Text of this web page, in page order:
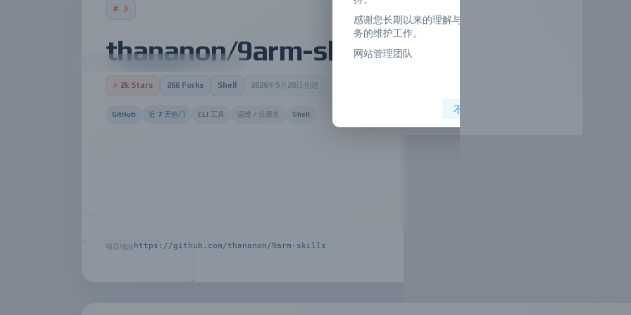
# 3
thananon/9arm-skills
⭐ 2k Stars 266 Forks Shell 2026年5月20日创建
GitHub 近 7 天热门 CLI 工具 运维 / 云原生 Shell
项目地址 https://github.com/thananon/9arm-skills
感谢您长期以来的理解与支持！我们会继续做好现有服
务的维护工作。
网站管理团队
不再提示